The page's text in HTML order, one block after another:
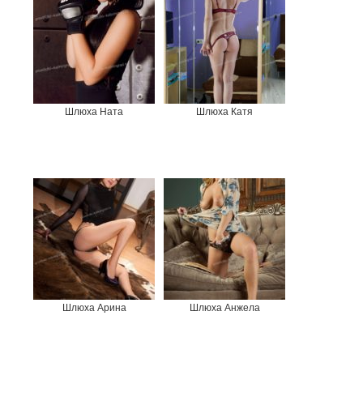
Шлюха Ната Шлюха Катя
Шлюха Арина Шлюха Анжела